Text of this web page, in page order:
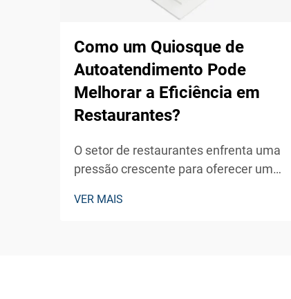
Como um Quiosque de
Autoatendimento Pode
Melhorar a Eficiência em
Restaurantes?
O setor de restaurantes enfrenta uma
pressão crescente para oferecer um
operacionais e aumentar a satisfação do
VER MAIS